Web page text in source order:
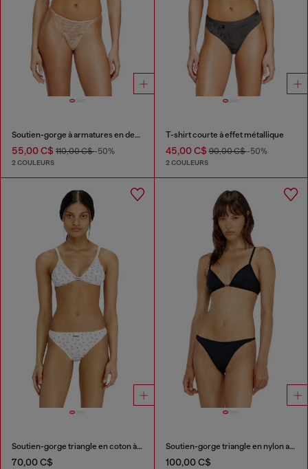
Soutien-gorge à armatures en dentelle de nylon
55,00 C$ 110,00 C$-50%
2 COULEURS
T-shirt courte à effet métallique
45,00 C$90,00 C$-50%
2 COULEURS
Soutien-gorge triangle en coton à imprimé floral all-over
70,00 C$
Soutien-gorge triangle en nylon avec détail Oval D
100,00 C$